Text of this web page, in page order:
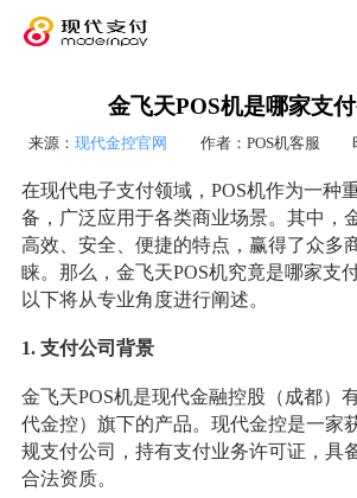
金飞天POS机是哪家支
来源： 现代金控官网 作者：POS机客服
在现代电子支付领域，POS机作为一种
备，广泛应用于各类商业场景。其中，
高效、安全、便捷的特点，赢得了众多
睐。那么，金飞天POS机究竟是哪家支
以下将从专业角度进行阐述。
1. 支付公司背景
金飞天POS机是现代金融控股（成都）
代金控）旗下的产品。现代金控是一家
规支付公司，持有支付业务许可证，具
合法资质。